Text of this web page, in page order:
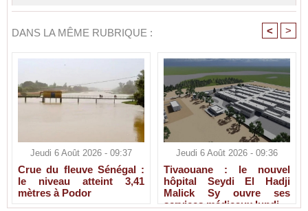
DANS LA MÊME RUBRIQUE : < >
Jeudi 6 Août 2026 - 09:37
Crue du fleuve Sénégal :
le niveau atteint 3,41
mètres à Podor
Jeudi 6 Août 2026 - 09:36
Tivaouane : le nouvel
hôpital Seydi El Hadji
Malick Sy ouvre ses
services médicaux lundi